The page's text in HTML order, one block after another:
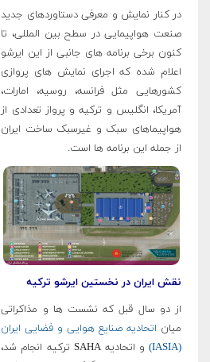
در کنار نمایش و معرفی دستاوردهای جدید
صنعت هواپیمایی در سطح بین المللی، تا
کنون برخی برنامه های جانبی از این ایرشو
اعلام شده که اجرای نمایش های پروازی
کشورهایی مثل فرانسه، روسیه، امارات،
آمریکا، انگلیس و ترکیه و پرواز تعدادی از
هواپیماهای سبک و غیرسبک ساخت ایران
از جمله این برنامه ها است.
نقش ایران در نخستین ایرشو ترکیه
از دو سال قبل که نشست ها و مذاکراتی
میان اتحادیه صنایع هوایی و فضایی ایران
(IASIA)
و اتحادیه SAHA ترکیه انجام شد،